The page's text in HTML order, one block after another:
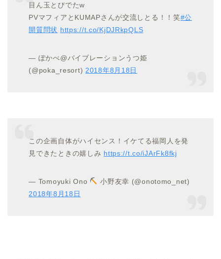
目ん玉とびでたw
PVマフィアとKUMAPさんが交流しとる！！笑#公
開質問状 https://t.co/KjDJRkpQLS
— ぽかべ@バイブレーションうつ姫
(@poka_resort) 2018年8月18日
この企画自体がハイセンス！イケてる福岡人を発
見できたときの嬉しみ https://t.co/iJArFk8fkj
— Tomoyuki Ono
小野友幸 (@onotomo_net)
2018年8月18日